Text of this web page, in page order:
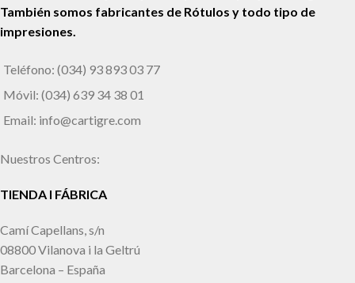
También somos fabricantes de Rótulos y todo tipo de
impresiones.
Teléfono: (034) 93 893 03 77
Móvil: (034) 639 34 38 01
Email: info@cartigre.com
Nuestros Centros:
TIENDA I FÁBRICA
Camí Capellans, s/n
08800 Vilanova i la Geltrú
Barcelona – España